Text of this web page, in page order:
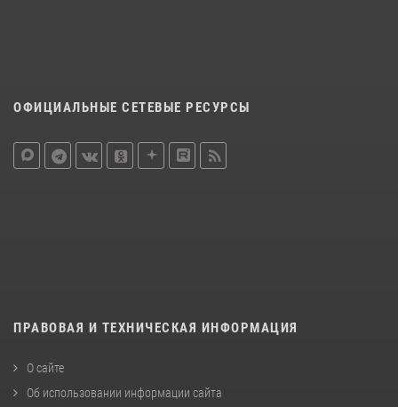
ОФИЦИАЛЬНЫЕ СЕТЕВЫЕ РЕСУРСЫ
ПРАВОВАЯ И ТЕХНИЧЕСКАЯ ИНФОРМАЦИЯ
О сайте
Об использовании информации сайта